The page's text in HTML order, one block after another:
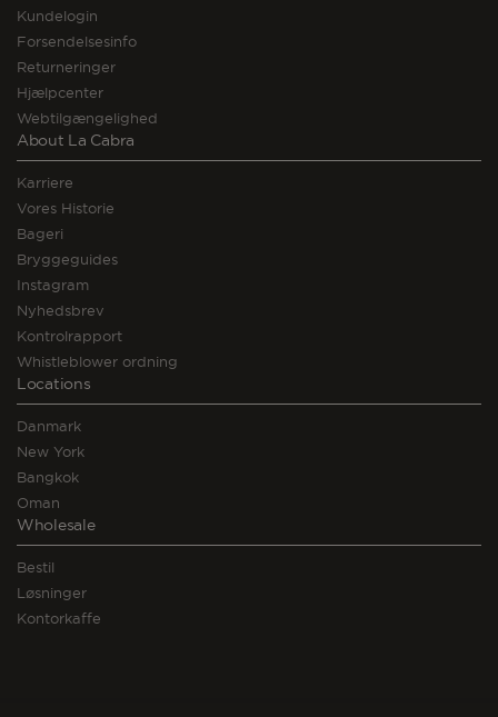
Kundelogin
Forsendelsesinfo
Returneringer
Hjælpcenter
Webtilgængelighed
About La Cabra
Karriere
Vores Historie
Bageri
Bryggeguides
Instagram
Nyhedsbrev
Kontrolrapport
Whistleblower ordning
Locations
Danmark
New York
Bangkok
Oman
Wholesale
Bestil
Løsninger
Kontorkaffe